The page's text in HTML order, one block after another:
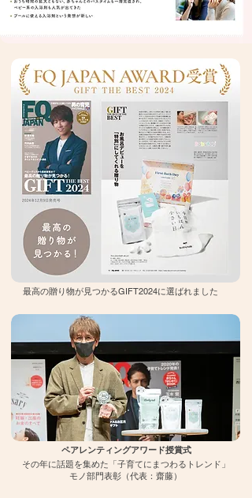
最高の贈り物が見つかるGIFT2024に選ばれました
​ペアレンティングアワード授賞式
その年に話題を集めた「子育てにまつわるトレンド」
モノ部門表彰（代表：齋藤）